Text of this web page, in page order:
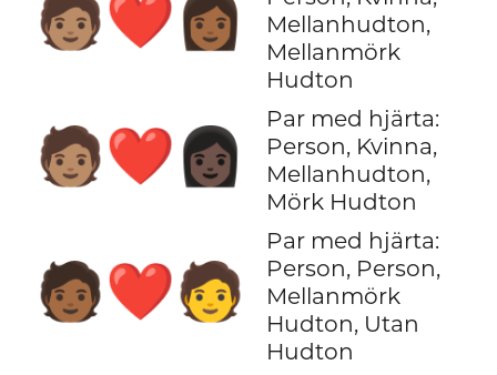
🧑🏽‍❤️‍👩🏾
Mellanhudton,
Mellanmörk
Hudton
🧑🏽‍❤️‍👩🏿
Par med hjärta:
Person, Kvinna,
Mellanhudton,
Mörk Hudton
🧑🏾‍❤️‍🧑
Par med hjärta:
Person, Person,
Mellanmörk
Hudton, Utan
Hudton